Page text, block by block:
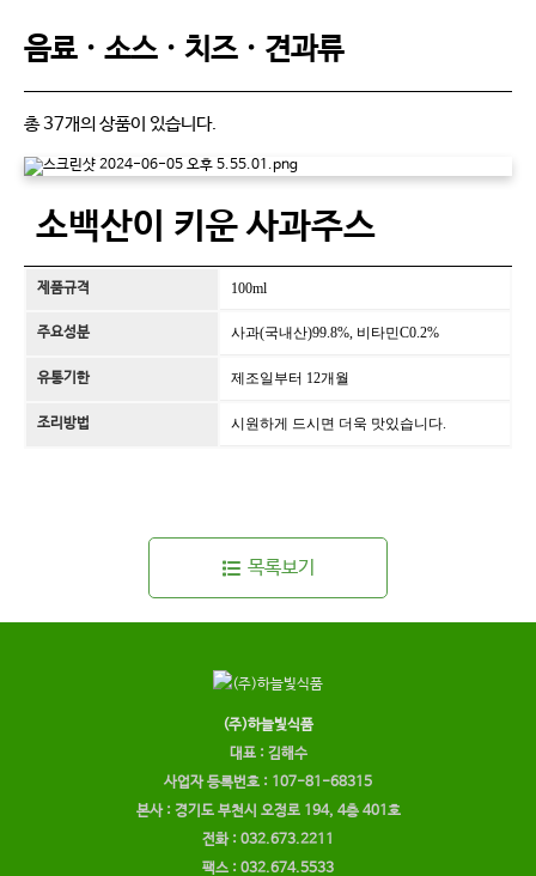
음료 · 소스 · 치즈 · 견과류
총 37개의 상품이 있습니다.
소백산이 키운 사과주스
제품규격 100ml
주요성분 사과(국내산)99.8%, 비타민C0.2%
유통기한 제조일부터 12개월
조리방법 시원하게 드시면 더욱 맛있습니다.
목록보기
(주)하늘빛식품
대표 : 김해수
사업자 등록번호 : 107-81-68315
본사 : 경기도 부천시 오정로 194, 4층 401호
전화 : 032.673.2211
팩스 : 032.674.5533